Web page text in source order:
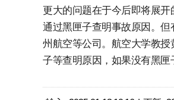
更大的问题在于今后即将展
通过黑匣子查明事故原因。
州航空等公司。航空大学教
子等查明原因，如果没有黑匣